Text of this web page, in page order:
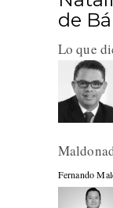
de
Lo que
Fernando